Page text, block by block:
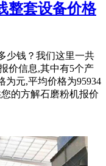
整套设备价格
少钱？我们这里一共
价信息,其中有5个产
为元,平均价格为95934
的方解石磨粉机报价